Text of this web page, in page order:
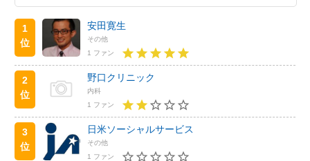
1
位
安田寛生
その他
1 ファン
2
位
野口クリニック
内科
1 ファン
3
位
日米ソーシャルサービス
その他
1 ファン